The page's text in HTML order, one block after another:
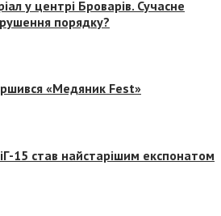
у центрі Броварів. Сучасне
порядку?
«Медяник Fest»
15 став найстарішим експонатом